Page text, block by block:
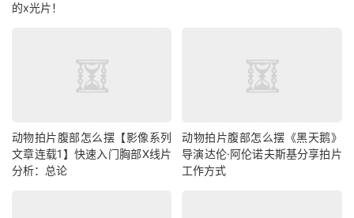
的x光片！
动物拍片腹部怎么摆【影像系列
文章连载1】快速入门胸部X线片
分析：总论
动物拍片腹部怎么摆《黑天鹅》
导演达伦·阿伦诺夫斯基分享拍片
工作方式